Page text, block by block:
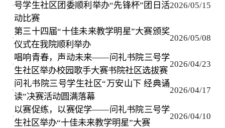
·号学生社区团委顺利举办“先锋杯”团日活
动比赛
2026/05/15
·
第三十四届“十佳未来教学明星”大赛颁奖
仪式在我院顺利举办
2026/05/08
·
唱响青春，声动未来——问礼书院三号学
生社区举办校园歌手大赛书院社区选拔赛
2026/04/23
·
问礼书院三号学生社区“万安山下 经典诵
读”决赛活动圆满落幕
2026/04/17
·
以赛促练，以赛促学——问礼书院三号学
生社区举办“十佳未来教学明星”大赛
2026/04/10